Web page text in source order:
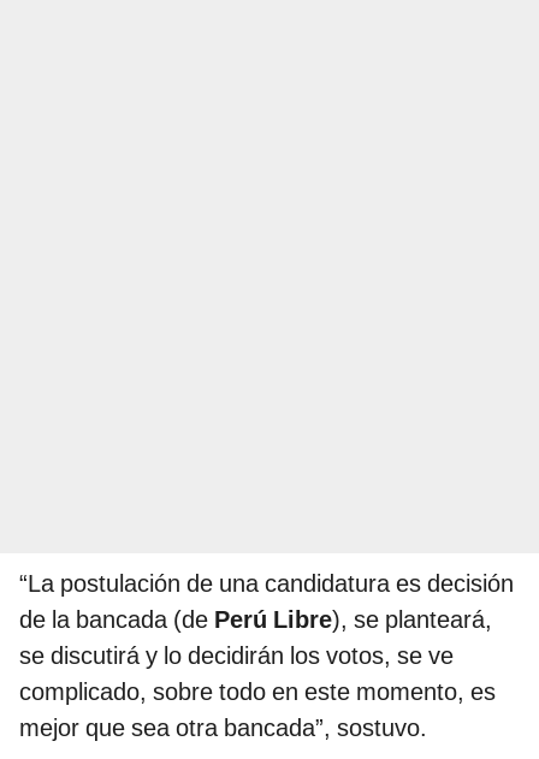
“La postulación de una candidatura es decisión
de la bancada (de Perú Libre), se planteará,
se discutirá y lo decidirán los votos, se ve
complicado, sobre todo en este momento, es
mejor que sea otra bancada”, sostuvo.